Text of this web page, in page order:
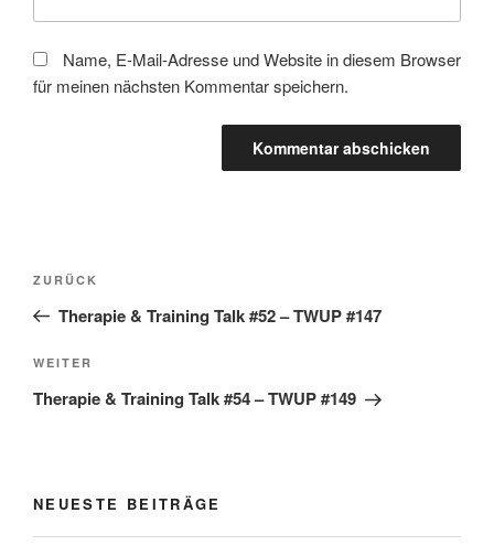
Name, E-Mail-Adresse und Website in diesem Browser
für meinen nächsten Kommentar speichern.
Beitragsnavigation
Vorheriger
Beitrag
ZURÜCK
Therapie & Training Talk #52 – TWUP #147
Nächster
Beitrag
WEITER
Therapie & Training Talk #54 – TWUP #149
NEUESTE BEITRÄGE